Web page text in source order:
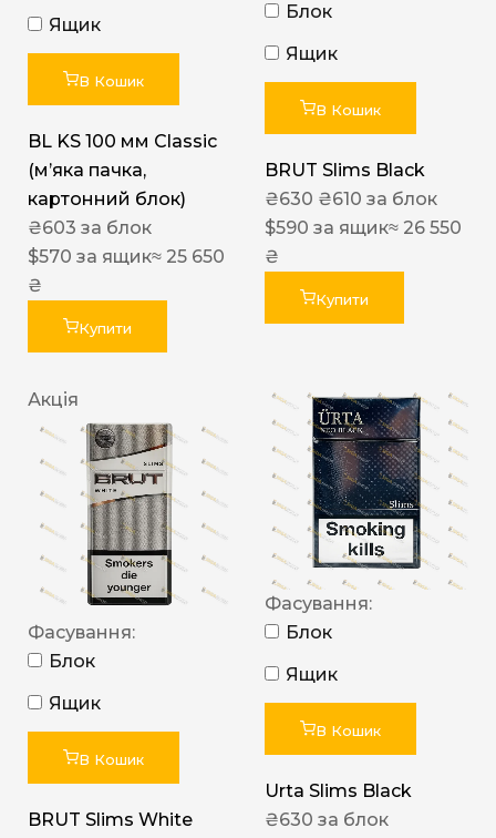
Ящик
В Кошик
BL KS 100 мм Classic
(м’яка пачка,
картонний блок)
₴603 за блок
$570 за ящик≈ 25 650
₴
Купити
Блок
Ящик
В Кошик
BRUT Slims Black
₴630 ₴610 за блок
$590 за ящик≈ 26 550
₴
Купити
Акція
Фасування:
Блок
Ящик
В Кошик
BRUT Slims White
Фасування:
Блок
Ящик
В Кошик
Urta Slims Black
₴630 за блок